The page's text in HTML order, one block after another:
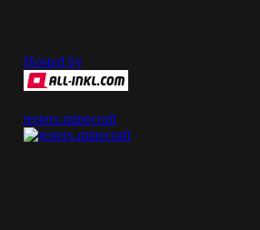
Hosted by
jesters.minecraft